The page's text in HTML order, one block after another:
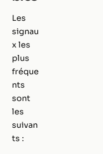
Les
signau
x les
plus
fréque
nts
sont
les
suivan
ts :